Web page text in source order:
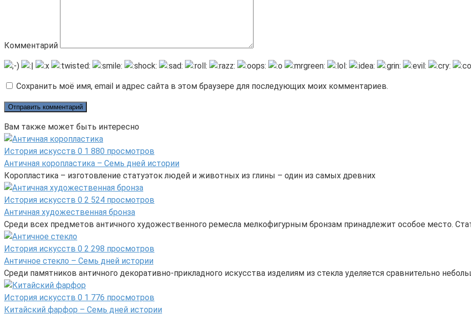
Комментарий
Сохранить моё имя, email и адрес сайта в этом браузере для последующих моих комментариев.
Вам также может быть интересно
История искусств 0 1 880 просмотров
Античная коропластика – Семь дней истории
Коропластика – изготовление статуэток людей и животных из глины – один из самых древних
История искусств 0 2 524 просмотров
Античная художественная бронза
Среди всех предметов античного художественного ремесла мелкофигурным бронзам принадлежит особое место.
История искусств 0 2 298 просмотров
Античное стекло – Семь дней истории
Среди памятников античного декоративно-прикладного искусства изделиям из стекла уделяется сравнительно
История искусств 0 1 776 просмотров
Китайский фарфор – Семь дней истории